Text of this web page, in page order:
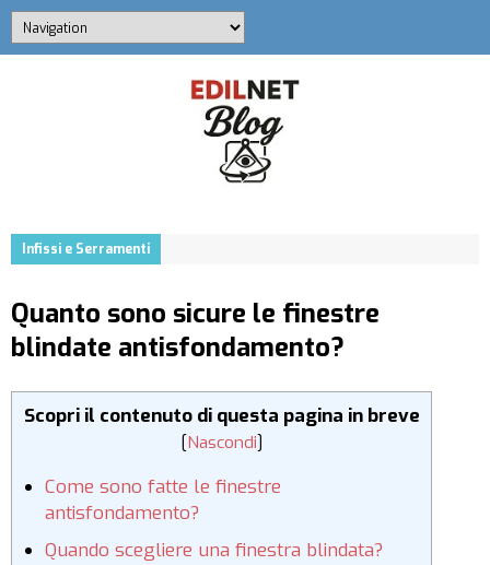
Infissi e Serramenti
Quanto sono sicure le finestre
blindate antisfondamento?
Scopri il contenuto di questa pagina in breve
[Nascondi]
Come sono fatte le finestre
antisfondamento?
Quando scegliere una finestra blindata?